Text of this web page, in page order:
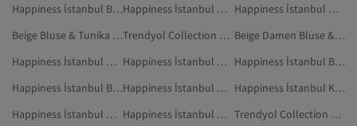
Happiness İstanbul Braun Blusen
Happiness İstanbul Dunkelblau Blusen
Happiness İstanbul Mehrfarbig Bluse & Tunika & Bustier
Beige Bluse & Tunika & Bustier
Trendyol Collection Beige Blusen
Beige Damen Bluse & Tunika & Bustier
Happiness İstanbul Weiß Bluse & Tunika & Bustier
Happiness İstanbul Gelb Bluse & Tunika & Bustier
Happiness İstanbul Braun Bluse & Tunika & Bustier
Happiness İstanbul Blau Bluse & Tunika & Bustier
Happiness İstanbul Grün Bluse & Tunika & Bustier
Happiness İstanbul Khaki Bluse & Tunika & Bustier
Happiness İstanbul Dunkelblau Bluse & Tunika & Bustier
Happiness İstanbul Grau Blusen
Trendyol Collection Cremefarben Blusen